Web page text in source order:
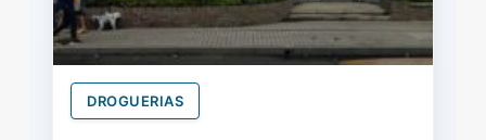
DROGUERIAS